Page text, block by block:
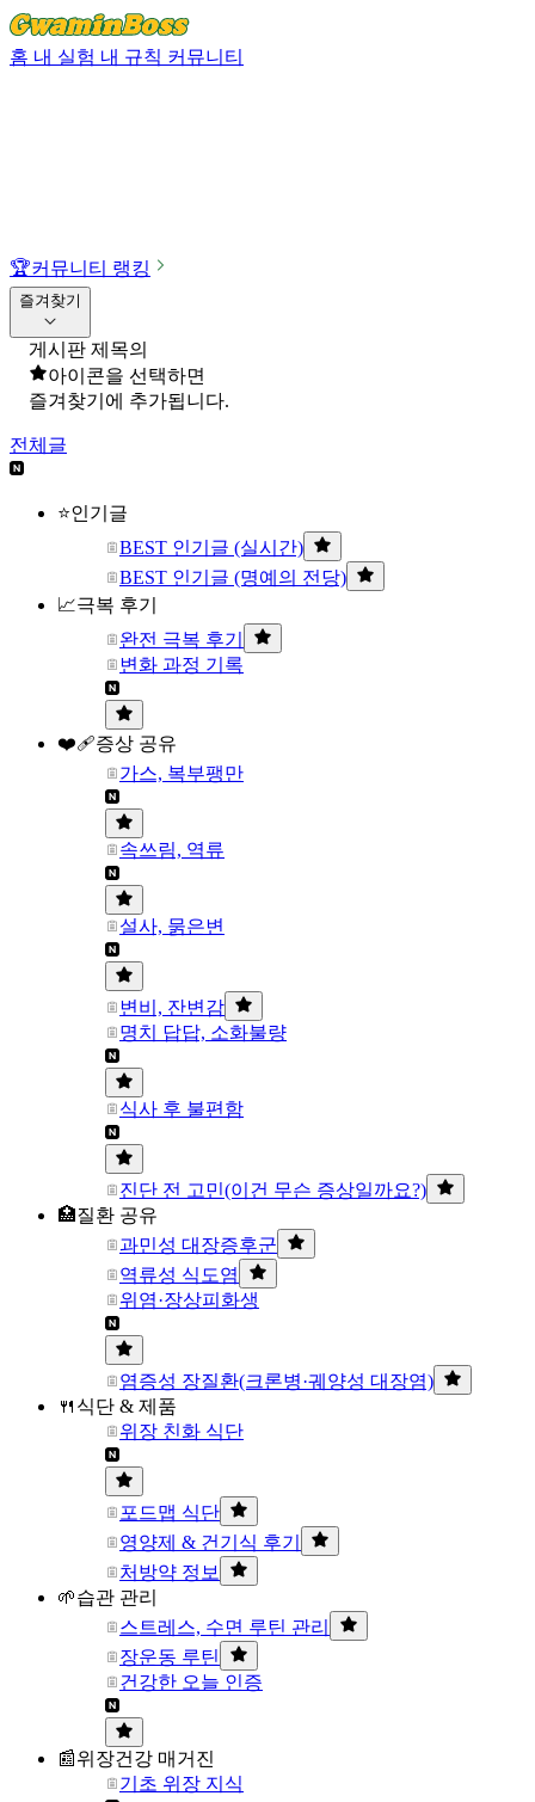
홈 내 실험 내 규칙 커뮤니티
🏆커뮤니티 랭킹
즐겨찾기
게시판 제목의
아이콘을 선택하면
즐겨찾기에 추가됩니다.
전체글
⭐인기글
BEST 인기글 (실시간)
BEST 인기글 (명예의 전당)
📈극복 후기
완전 극복 후기
변화 과정 기록
❤️‍🩹증상 공유
가스, 복부팽만
속쓰림, 역류
설사, 묽은변
변비, 잔변감
명치 답답, 소화불량
식사 후 불편함
진단 전 고민(이건 무슨 증상일까요?)
🏥질환 공유
과민성 대장증후군
역류성 식도염
위염·장상피화생
염증성 장질환(크론병·궤양성 대장염)
🍴식단 & 제품
위장 친화 식단
포드맵 식단
영양제 & 건기식 후기
처방약 정보
🌱습관 관리
스트레스, 수면 루틴 관리
장운동 루틴
건강한 오늘 인증
📰위장건강 매거진
기초 위장 지식